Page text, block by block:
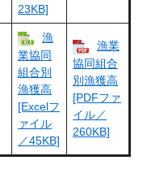
23KB]
漁
業協同
組合別
漁獲高
[Excelフ
ァイル
／45KB]
漁業
協同組合
別漁獲高
[PDFファ
イル／
260KB]